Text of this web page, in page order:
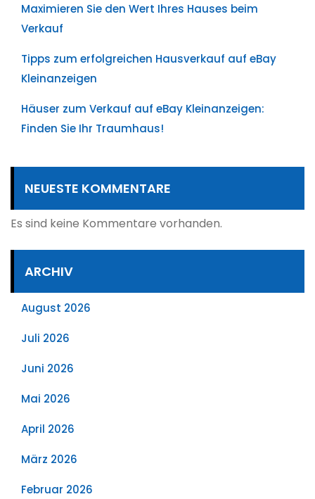
Maximieren Sie den Wert Ihres Hauses beim
Verkauf
Tipps zum erfolgreichen Hausverkauf auf eBay
Kleinanzeigen
Häuser zum Verkauf auf eBay Kleinanzeigen:
Finden Sie Ihr Traumhaus!
NEUESTE KOMMENTARE
Es sind keine Kommentare vorhanden.
ARCHIV
August 2026
Juli 2026
Juni 2026
Mai 2026
April 2026
März 2026
Februar 2026